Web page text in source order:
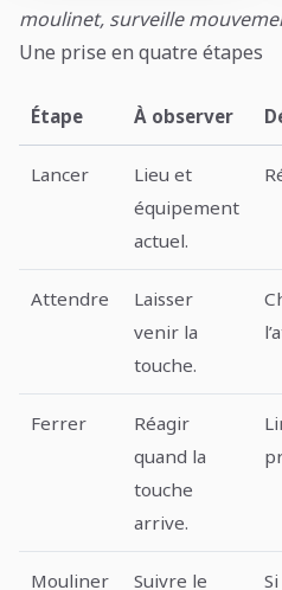
moulinet, surveille
Une prise en quatre étapes
Étape À observer
Lancer
Lieu et
équipement
actuel.
Attendre
Laisser
venir la
touche.
Ferrer
Réagir
quand la
touche
arrive.
Mouliner Suivre le